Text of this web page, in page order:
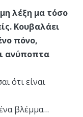
λέξη μα τόσο
Κουβαλάει
πόνο,
ανύποπτα
ότι είναι
βλέμμα…